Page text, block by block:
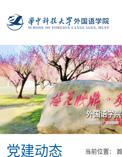
外国语学院
党建动态 当前位置：